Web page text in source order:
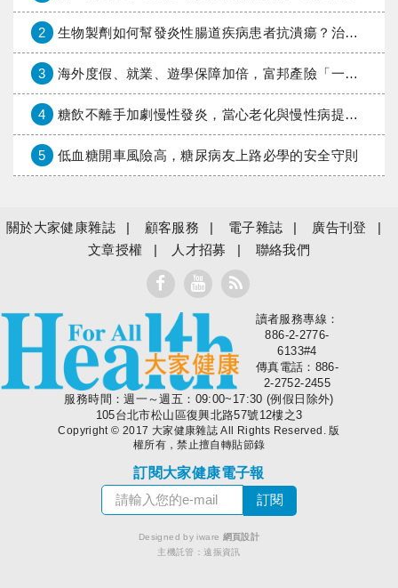
2 生物製劑如何幫發炎性腸道疾病患者抗潰瘍？治療進展與健保給付困境一次看
3 海外度假、就業、遊學保障加倍，富邦產險「一期逐夢」專案加碼遠距醫療與緊急救援
4 糖飲不離手加劇慢性發炎，當心老化與慢性病提早報到
5 低血糖開車風險高，糖尿病友上路必學的安全守則
關於大家健康雜誌 顧客服務 電子雜誌
廣告刊登
文章授權
人才招募 聯絡我們
大家健康
讀者服務專線：
886-2-2776-
6133#4
傳真電話：886-
2-2752-2455
服務時間：週一～週五：09:00~17:30 (例假日除外)
105台北市松山區復興北路57號12樓之3
Copyright © 2017 大家健康雜誌 All Rights Reserved. 版
權所有，禁止擅自轉貼節錄
訂閱大家健康電子報
Designed by iware 網頁設計
主機託管：遠振資訊